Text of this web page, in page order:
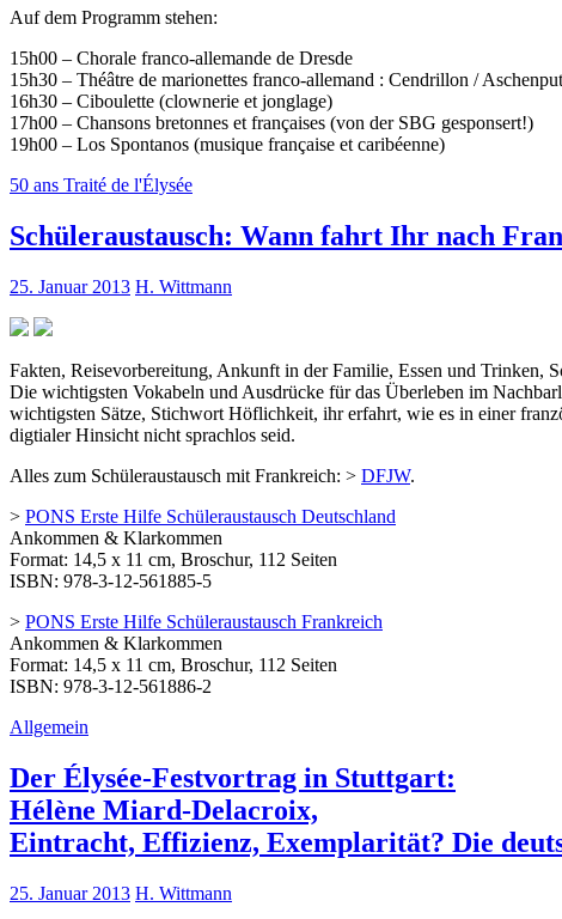
Auf dem Programm stehen:
15h00 – Chorale franco-allemande de Dresde
15h30 – Théâtre de marionettes franco-allemand : Cendrillon /
16h30 – Ciboulette (clownerie et jonglage)
17h00 – Chansons bretonnes et françaises (von der SBG gesponsert!)
19h00 – Los Spontanos (musique française et caribéenne)
50 ans Traité de l'Élysée
Schüleraustausch: Wann fahrt Ihr nach
25. Januar 2013 H. Wittmann
Fakten, Reisevorbereitung, Ankunft in der Familie, Essen und Trinken,
Die wichtigsten Vokabeln und Ausdrücke für das Überleben im
wichtigsten Sätze, Stichwort Höflichkeit, ihr erfahrt, wie es in einer
digtialer Hinsicht nicht sprachlos seid.
Alles zum Schüleraustausch mit Frankreich: > DFJW.
> PONS Erste Hilfe Schüleraustausch Deutschland
Ankommen & Klarkommen
Format: 14,5 x 11 cm, Broschur, 112 Seiten
ISBN: 978-3-12-561885-5
> PONS Erste Hilfe Schüleraustausch Frankreich
Ankommen & Klarkommen
Format: 14,5 x 11 cm, Broschur, 112 Seiten
ISBN: 978-3-12-561886-2
Allgemein
Der Élysée-Festvortrag in Stuttgart:
Hélène Miard-Delacroix,
Eintracht, Effizienz, Exemplarität? Die
25. Januar 2013 H. Wittmann